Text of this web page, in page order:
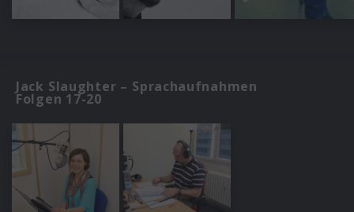
Jack Slaughter – Sprachaufnahmen
Folgen 17-20